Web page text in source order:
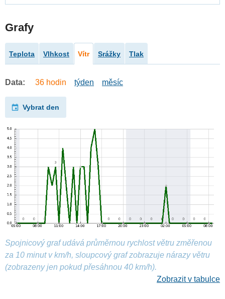
Grafy
Teplota Vlhkost Vítr Srážky Tlak
Data: 36 hodin týden měsíc
Vybrat den
Spojnicový graf udává průměrnou rychlost větru změřenou
za 10 minut v km/h, sloupcový graf zobrazuje nárazy větru
(zobrazeny jen pokud přesáhnou 40 km/h).
Zobrazit v tabulce